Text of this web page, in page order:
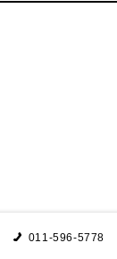
011-596-5778